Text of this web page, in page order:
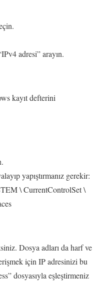
adresi” arayın.
kayıt defterini
yapıştırmanız gerekir:
\ CurrentControlSet \
Dosya adları da harf ve
için IP adresinizi bu
dosyasıyla eşleştirmeniz